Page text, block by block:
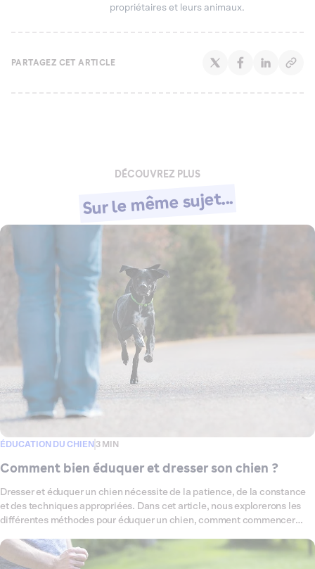
propriétaires et leurs animaux.
PARTAGEZ CET ARTICLE
DÉCOUVREZ PLUS
Sur le même sujet...
ÉDUCATION DU CHIEN 3 MIN
Comment bien éduquer et dresser son chien ?
Dresser et éduquer un chien nécessite de la patience, de la constance
et des techniques appropriées. Dans cet article, nous explorerons les
différentes méthodes pour éduquer un chien, comment commencer
comportement. Nous répondrons également aux questions courantes
liées au dressage des chiens.